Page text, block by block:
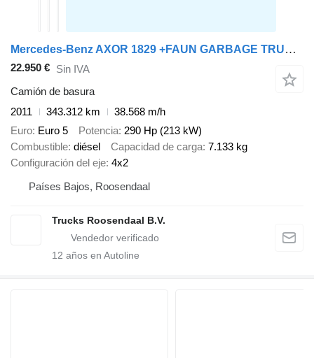
Mercedes-Benz AXOR 1829 +FAUN GARBAGE TRUCK 14.5 m3 + PERFECT WORKING + EURO 5
22.950 € Sin IVA
Camión de basura
2011
343.312 km
38.568 m/h
Euro Euro 5 Potencia 290 Hp (213 kW)
Combustible diésel Capacidad de carga 7.133 kg
Configuración del eje 4x2
Países Bajos, Roosendaal
Trucks Roosendaal B.V.
12 años en Autoline